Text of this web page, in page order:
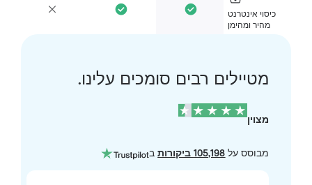
כיסוי אינטרנט
מהיר ומהימן
מטיילים רבים סומכים עלינו.
מבוסס על105,198 ביקורות ב